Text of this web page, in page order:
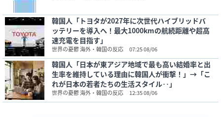
韓国人「トヨタが2027年に次世代ハイブリッドバ
ッテリーを導入へ！最大1000kmの航続距離や超高
速充電を目指す」
世界の憂鬱 海外・韓国の反応 07:25 08/06
韓国人「日本が東アジア地域で最も高い結婚率と出
生率を維持している理由に韓国人が衝撃！」→「こ
れが日本の若者たちの生活スタイル‥」
世界の憂鬱 海外・韓国の反応 12:35 08/06